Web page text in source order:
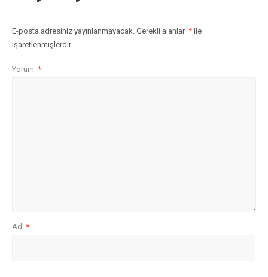
E-posta adresiniz yayınlanmayacak. Gerekli alanlar * ile
işaretlenmişlerdir
Yorum *
Ad *